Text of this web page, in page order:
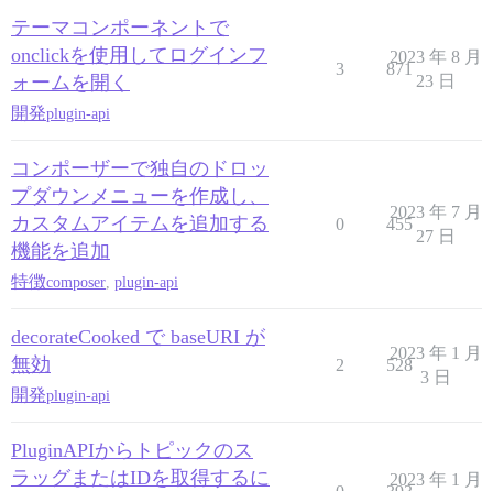
テーマコンポーネントで
onclickを使用してログインフ
ォームを開く
開発plugin-api
3 871
2023 年 8 月
23 日
コンポーザーで独自のドロッ
プダウンメニューを作成し、
カスタムアイテムを追加する
機能を追加
特徴composer plugin-api
0 455
2023 年 7 月
27 日
decorateCooked で baseURI が
無効
開発plugin-api
2 528
2023 年 1 月
3 日
PluginAPIからトピックのス
ラッグまたはIDを取得するに
2023 年 1 月